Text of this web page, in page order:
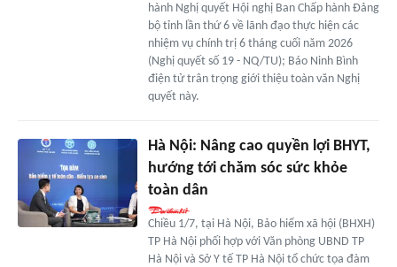
hành Nghị quyết Hội nghị Ban Chấp hành Đảng
bộ tỉnh lần thứ 6 về lãnh đạo thực hiện các
nhiệm vụ chính trị 6 tháng cuối năm 2026
(Nghị quyết số 19 - NQ/TU); Báo Ninh Bình
điện tử trân trọng giới thiệu toàn văn Nghị
quyết này.
Hà Nội: Nâng cao quyền lợi BHYT,
hướng tới chăm sóc sức khỏe
toàn dân
Chiều 1/7, tại Hà Nội, Bảo hiểm xã hội (BHXH)
TP Hà Nội phối hợp với Văn phòng UBND TP
Hà Nội và Sở Y tế TP Hà Nội tổ chức tọa đàm